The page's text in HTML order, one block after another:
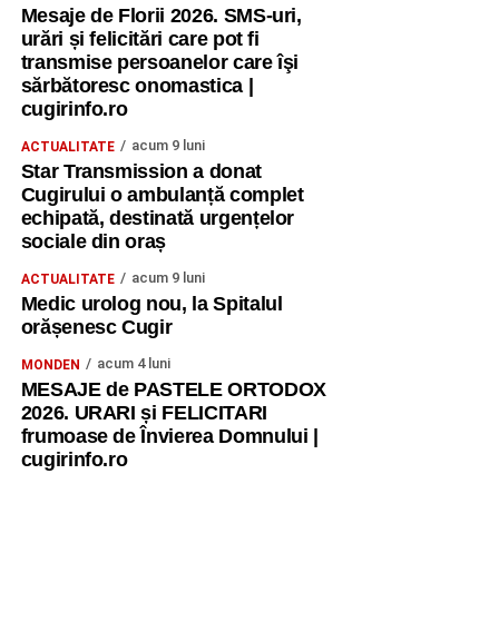
Mesaje de Florii 2026. SMS-uri,
urări și felicitări care pot fi
transmise persoanelor care îşi
sărbătoresc onomastica |
cugirinfo.ro
ACTUALITATE acum 9 luni
Star Transmission a donat
Cugirului o ambulanță complet
echipată, destinată urgențelor
sociale din oraș
ACTUALITATE acum 9 luni
Medic urolog nou, la Spitalul
orășenesc Cugir
MONDEN acum 4 luni
MESAJE de PASTELE ORTODOX
2026. URARI și FELICITARI
frumoase de Învierea Domnului |
cugirinfo.ro